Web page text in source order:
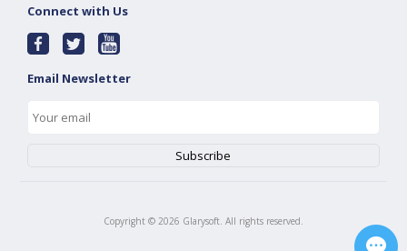
Connect with Us
Email Newsletter
Copyright © 2026 Glarysoft. All rights reserved.